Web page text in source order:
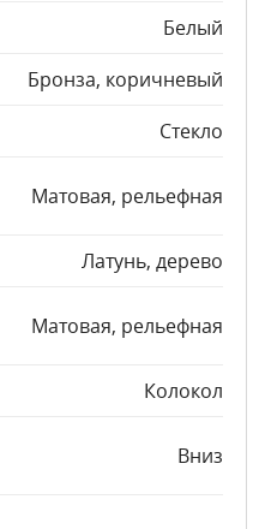
Белый
Бронза, коричневый
Стекло
Матовая, рельефная
Латунь, дерево
Матовая, рельефная
Колокол
Вниз